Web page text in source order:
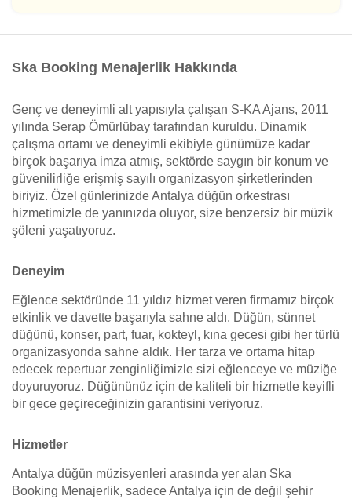
Ska Booking Menajerlik Hakkında
Genç ve deneyimli alt yapısıyla çalışan S-KA Ajans, 2011
yılında Serap Ömürlübay tarafından kuruldu. Dinamik
çalışma ortamı ve deneyimli ekibiyle günümüze kadar
birçok başarıya imza atmış, sektörde saygın bir konum ve
güvenilirliğe erişmiş sayılı organizasyon şirketlerinden
biriyiz. Özel günlerinizde Antalya düğün orkestrası
hizmetimizle de yanınızda oluyor, size benzersiz bir müzik
şöleni yaşatıyoruz.
Deneyim
Eğlence sektöründe 11 yıldız hizmet veren firmamız birçok
etkinlik ve davette başarıyla sahne aldı. Düğün, sünnet
düğünü, konser, part, fuar, kokteyl, kına gecesi gibi her türlü
organizasyonda sahne aldık. Her tarza ve ortama hitap
edecek repertuar zenginliğimizle sizi eğlenceye ve müziğe
doyuruyoruz. Düğününüz için de kaliteli bir hizmetle keyifli
bir gece geçireceğinizin garantisini veriyoruz.
Hizmetler
Antalya düğün müzisyenleri arasında yer alan Ska
Booking Menajerlik, sadece Antalya için de değil şehir